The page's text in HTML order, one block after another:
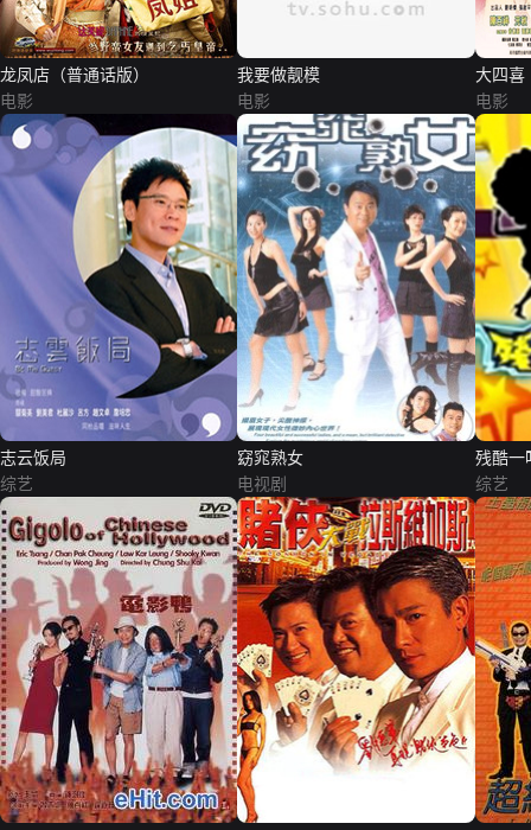
龙凤店（普通话版）
电影
我要做靓模
电影
大四喜
电影
志云饭局
综艺
窈窕熟女
电视剧
残酷一
综艺